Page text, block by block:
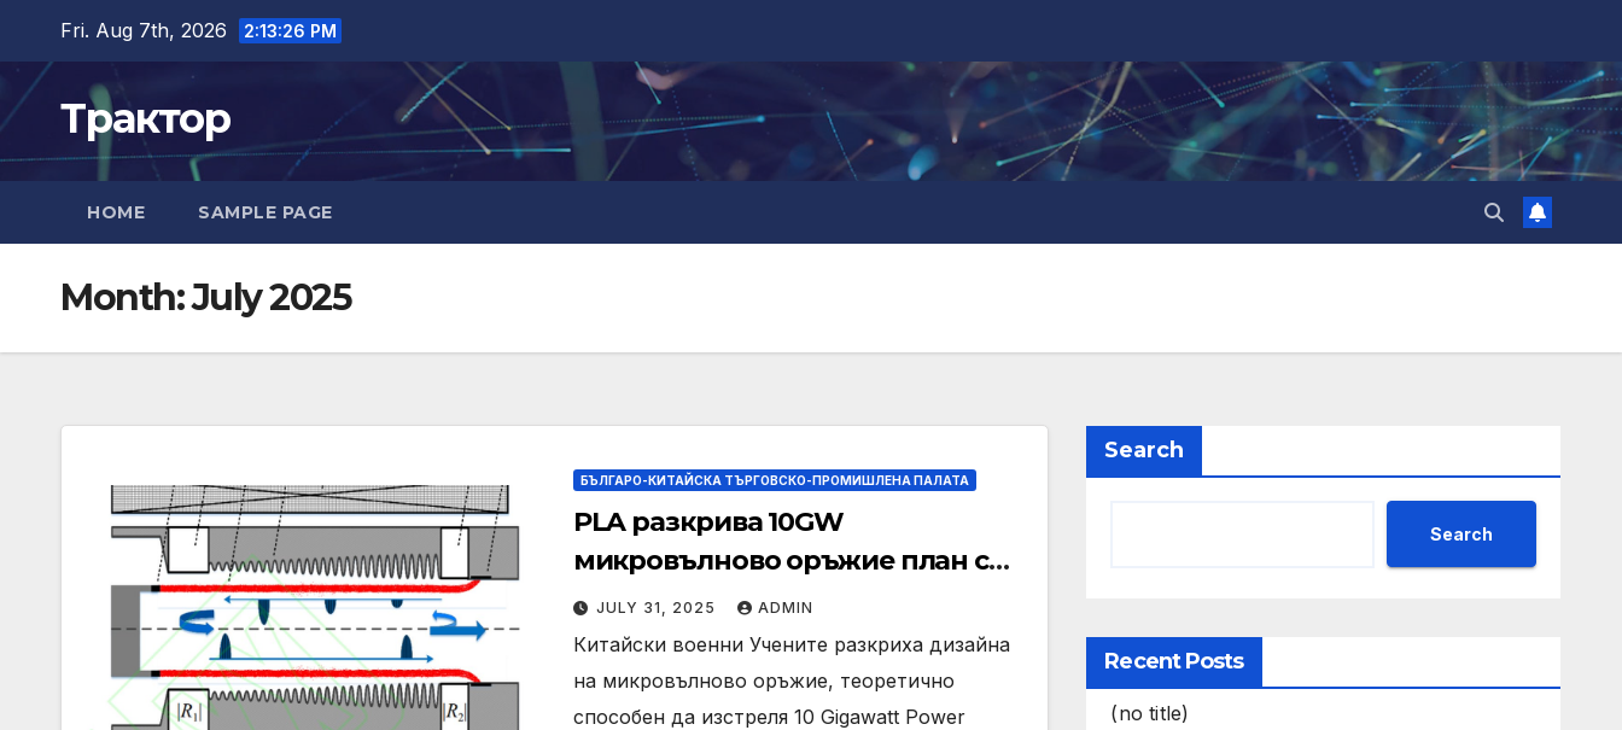
content
Fri. Aug 7th, 2026 2:13:27 PM
Трактор
HOME SAMPLE PAGE
Month:July 2025
БЪЛГАРО-КИТАЙСКА ТЪРГОВСКО-ПРОМИШЛЕНА ПАЛАТА
PLA разкрива 10GW
микровълново оръжие план с
ултра бързо стрелба
„Superradiance“ Tech
JULY 31, 2025 ADMIN
Китайски военни Учените разкриха дизайна
на микровълново оръжие, теоретично
способен да изстреля 10 Gigawatt Power
Search
Search
Recent Posts
(no title)